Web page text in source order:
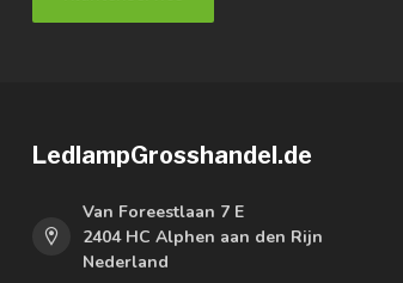
LedlampGrosshandel.de
Van Foreestlaan 7 E
2404 HC Alphen aan den Rijn
Nederland